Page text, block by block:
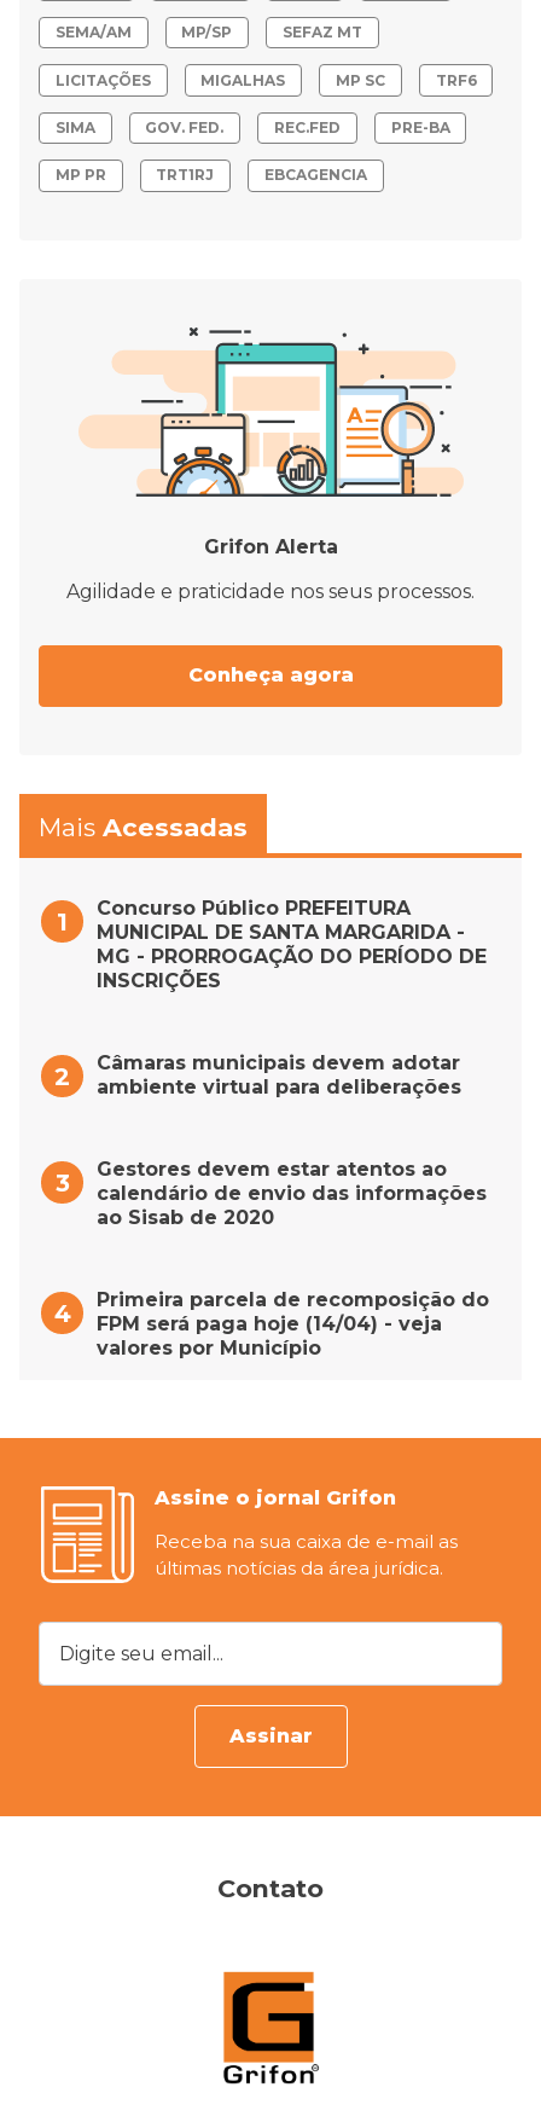
SEMA/AM MP/SP SEFAZ MT
LICITAÇÕES MIGALHAS MP SC TRF6
SIMA GOV. FED. REC.FED PRE-BA
MP PR TRT1RJ EBCAGENCIA
Grifon Alerta
Agilidade e praticidade nos seus processos.
Conheça agora
Mais Acessadas
Concurso Público PREFEITURA
MUNICIPAL DE SANTA MARGARIDA -
MG - PRORROGAÇÃO DO PERÍODO DE
INSCRIÇÕES
Câmaras municipais devem adotar
ambiente virtual para deliberações
Gestores devem estar atentos ao
calendário de envio das informações
ao Sisab de 2020
Primeira parcela de recomposição do
FPM será paga hoje (14/04) - veja
valores por Município
Assine o jornal Grifon
Receba na sua caixa de e-mail as
últimas notícias da área jurídica.
Digite seu email...
Assinar
Contato